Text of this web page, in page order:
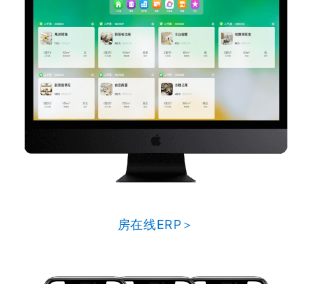
房在线ERP＞